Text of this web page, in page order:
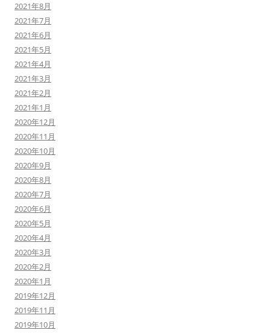
2021年8月
2021年7月
2021年6月
2021年5月
2021年4月
2021年3月
2021年2月
2021年1月
2020年12月
2020年11月
2020年10月
2020年9月
2020年8月
2020年7月
2020年6月
2020年5月
2020年4月
2020年3月
2020年2月
2020年1月
2019年12月
2019年11月
2019年10月